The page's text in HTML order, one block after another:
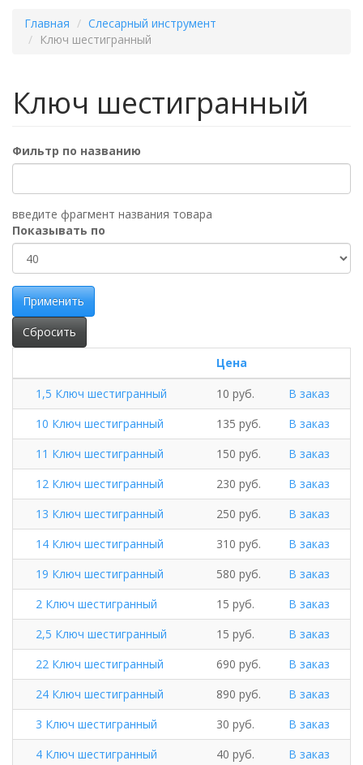
Главная
Слесарный инструмент
Ключ шестигранный
Ключ шестигранный
Фильтр по названию
введите фрагмент названия товара
Показывать по
Применить
Сбросить
Цена
1,5 Ключ шестигранный
10 руб.
В заказ
10 Ключ шестигранный
135 руб.
В заказ
11 Ключ шестигранный
150 руб.
В заказ
12 Ключ шестигранный
230 руб.
В заказ
13 Ключ шестигранный
250 руб.
В заказ
14 Ключ шестигранный
310 руб.
В заказ
19 Ключ шестигранный
580 руб.
В заказ
2 Ключ шестигранный
15 руб.
В заказ
2,5 Ключ шестигранный
15 руб.
В заказ
22 Ключ шестигранный
690 руб.
В заказ
24 Ключ шестигранный
890 руб.
В заказ
3 Ключ шестигранный
30 руб.
В заказ
4 Ключ шестигранный
40 руб. В заказ